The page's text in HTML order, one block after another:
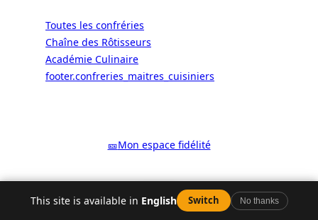
Carte Horaires Y aller Horaires Plus
Toutes les confréries
Chaîne des Rôtisseurs
Académie Culinaire
footer.confreries_maitres_cuisiniers
🎫Mon espace fidélité
Google
This site is available in English Switch No thanks